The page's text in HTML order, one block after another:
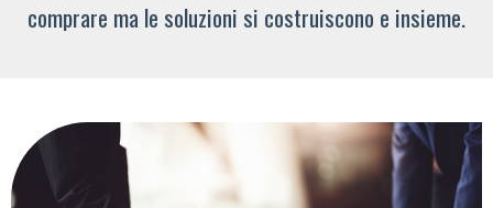
comprare ma le soluzioni si costruiscono e insieme.